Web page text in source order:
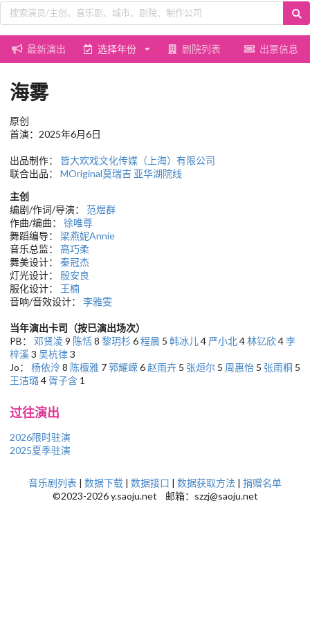
最新演出 选择年份 剧院列表 出票信息
海雾
原创
首演：2025年6月6日
出品制作： 皆大欢戏文化传媒（上海）有限公司
联合出品： MOriginal莫瑞吉 亚华湖院线
主创
编剧/作词/导演： 范煜群
作曲/编曲： 徐唯尊
舞蹈编导： 梁燕妮Annie
音乐总监： 高巧柔
舞美设计： 秦冠杰
灯光设计： 殷安良
服化设计： 王楠
音响/音效设计： 李雅雯
当年演出卡司（按已演出场次）
PB： 邓贤凌9 陈恬8 黎玥杉 6程晨 5 韩冰儿4 严小北4林钇欣4李
梓溪3 吴杭律3
Jo： 杨依泠 8 陈檀雅 7郭耀嵘6赵雨卉 5 张烜尔 5 周惠怡 5 张雨桐 5
王洁璐4胥子含 1
过往演出
2026限时驻演
2025夏季驻演
音乐剧列表 | 数据下载 | 数据接口 | 数据获取方法 | 捐赠名单
©2023-2026 y.saoju.net 邮箱：szzj@saoju.net